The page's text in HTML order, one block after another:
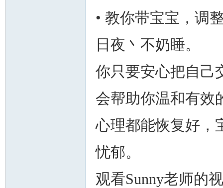
• 教你带宝宝，调
日夜丶不奶睡。
你只要安心把自己
会帮助你温和有效
心理都能恢复好，
忧郁。
观看Sunny老师的